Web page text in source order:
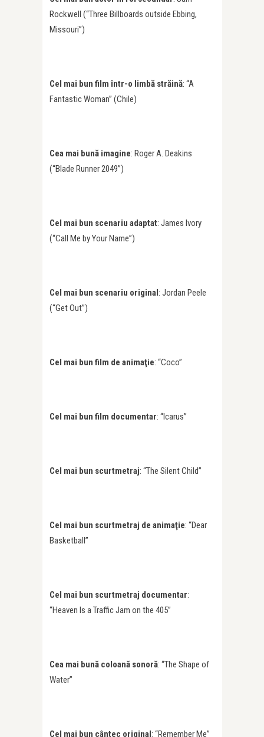
Rockwell (“Three Billboards outside Ebbing,
Missouri”)
Cel mai bun film într-o limbă străină: “A
Fantastic Woman” (Chile)
Cea mai bună imagine: Roger A. Deakins
(“Blade Runner 2049”)
Cel mai bun scenariu adaptat: James Ivory
(“Call Me by Your Name”)
Cel mai bun scenariu original: Jordan Peele
(“Get Out”)
Cel mai bun film de animaţie: “Coco”
Cel mai bun film documentar: “Icarus”
Cel mai bun scurtmetraj: “The Silent Child”
Cel mai bun scurtmetraj de animaţie: “Dear
Basketball”
Cel mai bun scurtmetraj documentar:
“Heaven Is a Traffic Jam on the 405”
Cea mai bună coloană sonoră: “The Shape of
Water”
Cel mai bun cântec original: “Remember Me”